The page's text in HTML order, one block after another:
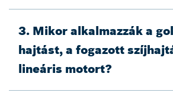
3. Mikor alkalmazzák a
hajtást, a fogazott
lineáris motort?